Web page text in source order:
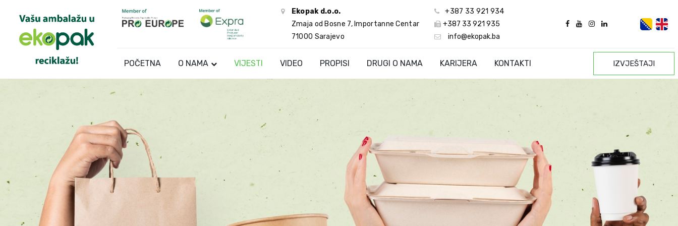
Ekopak d.o.o.
Zmaja od Bosne 7, Importanne Centar
71000 Sarajevo
+387 33 921 934
+387 33 921 935
info@ekopak.ba
POČETNA O NAMA VIJESTI VIDEO PROPISI DRUGI O NAMA KARIJERA KONTAKTI IZVJEŠTAJI